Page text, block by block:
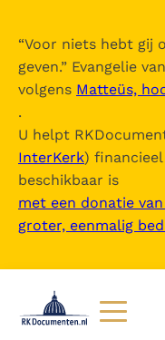
“Voor niets hebt gij
geven.” Evangelie
volgens Matteüs,
.
U helpt
InterKerk)
beschikbaar is
met een donatie van
groter, eenmalig
De Bijbel
Inhoudsopgave
uitklappen
- Oude Testament
- Exodus
- Numeri
- Deuteronomium